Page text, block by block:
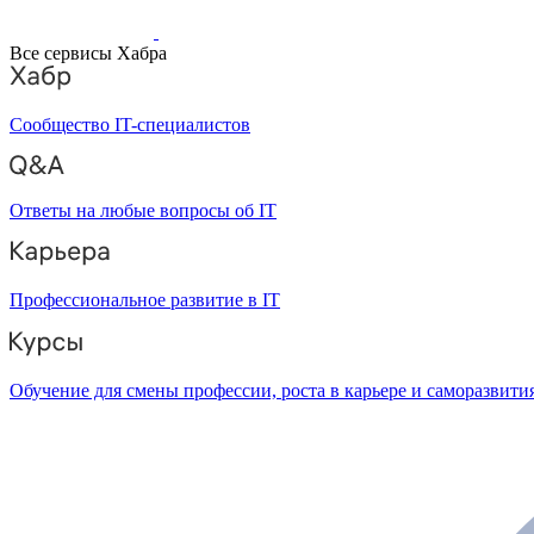
Все сервисы Хабра
Сообщество IT-специалистов
Ответы на любые вопросы об IT
Профессиональное развитие в IT
Обучение для смены профессии, роста в карьере и